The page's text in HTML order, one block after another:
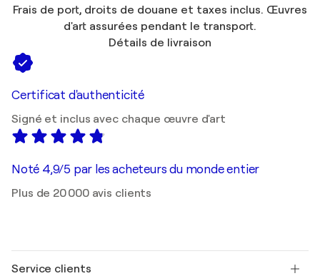
Frais de port, droits de douane et taxes inclus. Œuvres
d'art assurées pendant le transport.
Détails de livraison
Certificat d'authenticité
Signé et inclus avec chaque œuvre d'art
Noté 4,9/5 par les acheteurs du monde entier
Plus de 20 000 avis clients
Service clients